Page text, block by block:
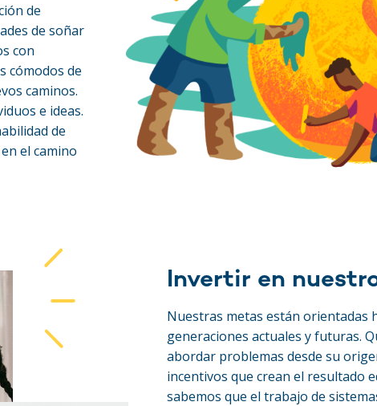
de
de soñar
con
cómodos de
caminos.
e ideas.
de
el camino
Invertir en
Nuestras metas están orientadas
generaciones actuales y futuras.
abordar problemas desde su
incentivos que crean el resultado
sabemos que el trabajo de